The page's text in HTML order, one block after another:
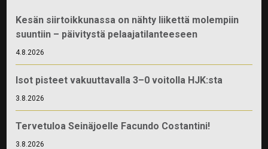
Kesän siirtoikkunassa on nähty liikettä molempiin
suuntiin – päivitystä pelaajatilanteeseen
4.8.2026
Isot pisteet vakuuttavalla 3–0 voitolla HJK:sta
3.8.2026
Tervetuloa Seinäjoelle Facundo Costantini!
3.8.2026